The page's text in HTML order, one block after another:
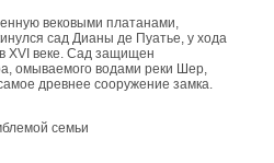
вековыми платанами,
сад Дианы де Пуатье, у хода
XVI веке. Сад защищен
омываемого водами реки Шер,
древнее сооружение замка.
семьи